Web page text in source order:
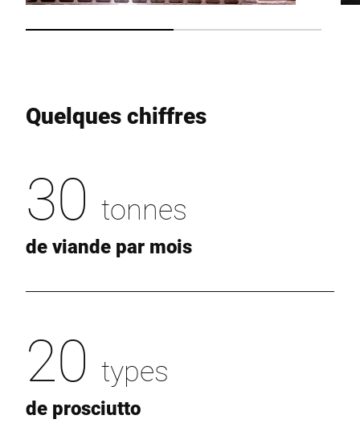
Quelques chiffres
30 tonnes
de viande par mois
20 types
de prosciutto